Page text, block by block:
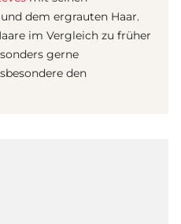
dem ergrauten Haar.
im Vergleich zu früher
gerne
den